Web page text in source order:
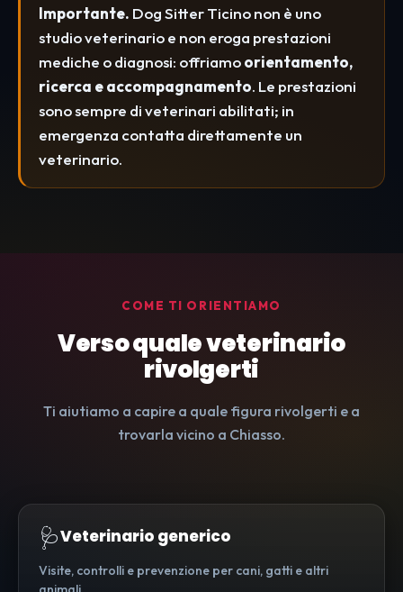
Importante. Dog Sitter Ticino non è uno
studio veterinario e non eroga prestazioni
mediche o diagnosi: offriamoorientamento,
ricerca e accompagnamento. Le prestazioni
sono sempre di veterinari abilitati; in
emergenza contatta direttamente un
veterinario.
COME TI ORIENTIAMO
Verso quale veterinario
rivolgerti
Ti aiutiamo a capire a quale figura rivolgerti e a
trovarla vicino a Chiasso.
🩺Veterinario generico
Visite, controlli e prevenzione per cani, gatti e altri